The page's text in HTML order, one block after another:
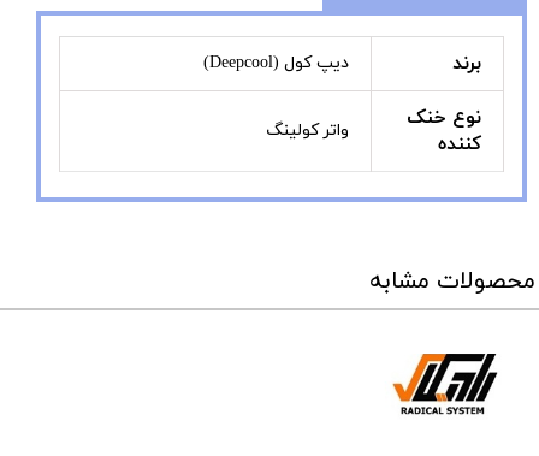
برند دیپ کول (Deepcool)
نوع خنک
کننده
واتر کولینگ
محصولات مشابه